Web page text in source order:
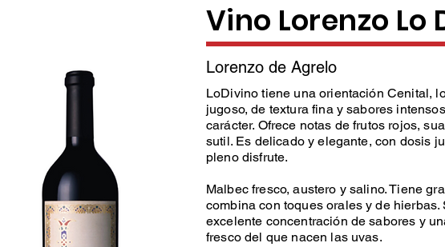
Vino Lorenzo Lo
Lorenzo de Agrelo
LoDivino tiene una orientación Cenital,
jugoso, de textura fina y sabores
carácter. Ofrece notas de frutos rojos,
sutil. Es delicado y elegante, con dosis
pleno disfrute.
Malbec fresco, austero y salino. Tiene
combina con toques ­orales y de
excelente concentración de sabores y
fresco del que nacen las uvas.